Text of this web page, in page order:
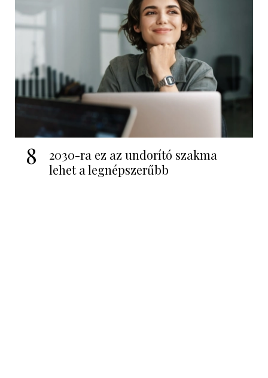
8
2030-ra ez az undorító szakma
lehet a legnépszerűbb